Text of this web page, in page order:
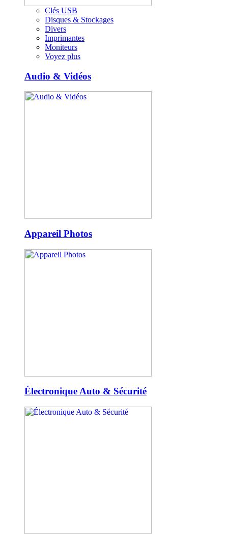
Clés USB
Disques & Stockages
Divers
Imprimantes
Moniteurs
Voyez plus
Audio & Vidéos
Appareil Photos
Électronique Auto & Sécurité